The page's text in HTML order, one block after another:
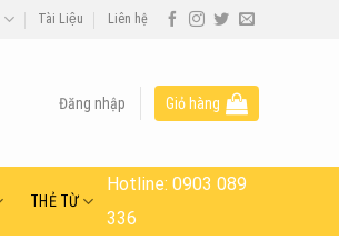
Tài Liệu Liên hệ
Đăng nhập Giỏ hàng
THẺ TỪ
Hotline:0903 089
336